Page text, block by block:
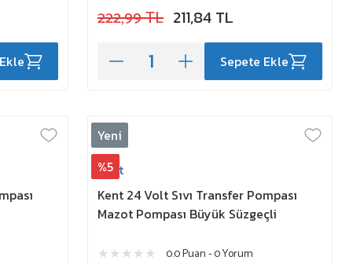
222,99 TL 211,84 TL
Sepete Ekle
Yeni
%5
Kent
Kent 24 Volt Sıvı Transfer Pompası
Mazot Pompası Büyük Süzgeçli
0.0 Puan - 0 Yorum